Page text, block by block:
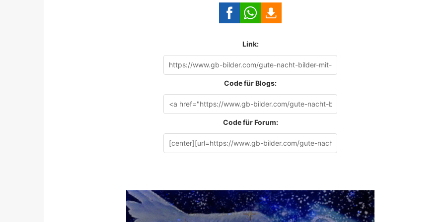
Link:
Code für Blogs:
Code für Forum: